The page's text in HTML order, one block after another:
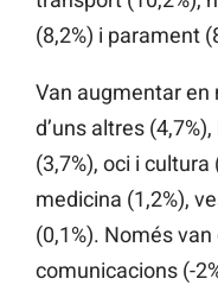
(8,2%) i parament
Van augmentar en
d’uns altres
(3,7%), oci i
medicina (1,2%),
(0,1%). Només
comunicacions (-